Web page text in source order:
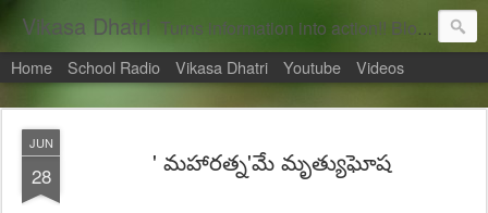
Vikasa Dhatri Turns information into action!! Blogs on Sustainability
Home School Radio Vikasa Dhatri Youtube Videos
JUN
28 ' మ‌హార‌త్న'మే మృత్యుఘోష‌